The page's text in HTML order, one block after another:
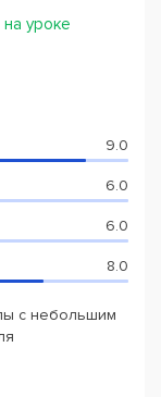
на уроке
9.0
6.0
6.0
8.0
с небольшим